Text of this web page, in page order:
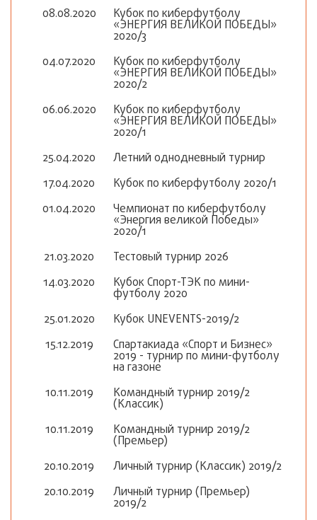
08.08.2020
Кубок по киберфутболу
«ЭНЕРГИЯ ВЕЛИКОЙ ПОБЕДЫ»
2020/3
04.07.2020
Кубок по киберфутболу
«ЭНЕРГИЯ ВЕЛИКОЙ ПОБЕДЫ»
2020/2
06.06.2020
Кубок по киберфутболу
«ЭНЕРГИЯ ВЕЛИКОЙ ПОБЕДЫ»
2020/1
25.04.2020
Летний однодневный турнир
17.04.2020
Кубок по киберфутболу 2020/1
01.04.2020
Чемпионат по киберфутболу
«Энергия великой Победы»
2020/1
21.03.2020
Тестовый турнир 2026
14.03.2020
Кубок Спорт-ТЭК по мини-
футболу 2020
25.01.2020
Кубок UNEVENTS-2019/2
15.12.2019
Спартакиада «Спорт и Бизнес»
2019 - турнир по мини-футболу
на газоне
10.11.2019
Командный турнир 2019/2
(Классик)
10.11.2019
Командный турнир 2019/2
(Премьер)
20.10.2019
Личный турнир (Классик) 2019/2
20.10.2019
Личный турнир (Премьер)
2019/2